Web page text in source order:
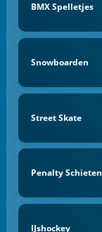
BMX Spelletjes
Snowboarden
Street Skate
Penalty Schieten
IJshockey